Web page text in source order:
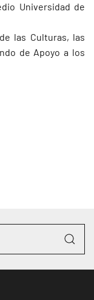
Universidad de
las Culturas, las
de Apoyo a los